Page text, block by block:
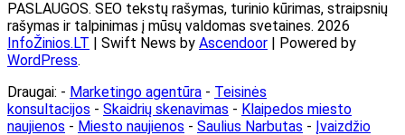
PASLAUGOS. SEO tekstų rašymas, turinio kūrimas, straipsnių
rašymas ir talpinimas į mūsų valdomas svetaines. 2026
InfoŽinios.LT | Swift News by Ascendoor | Powered by
WordPress.
Draugai: - Marketingo agentūra - Teisinės
konsultacijos - Skaidrių skenavimas - Klaipedos miesto
naujienos - Miesto naujienos - Saulius Narbutas - Įvaizdžio